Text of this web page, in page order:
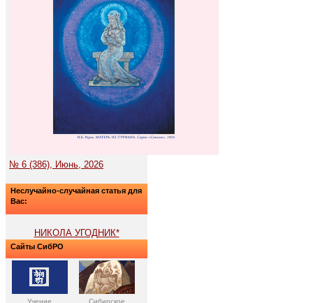
№ 6 (386), Июнь, 2026
Неслучайно-случайная статья для
Вас:
НИКОЛА УГОДНИК*
Сайты СибРО
Учение Сибирское